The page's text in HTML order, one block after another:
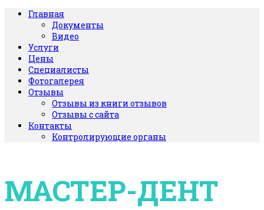
Главная
Документы
Видео
Услуги
Цены
Специалисты
Фотогалерея
Отзывы
Отзывы из книги отзывов
Отзывы с сайта
Контакты
Контролирующие органы
МАСТЕР-ДЕНТ